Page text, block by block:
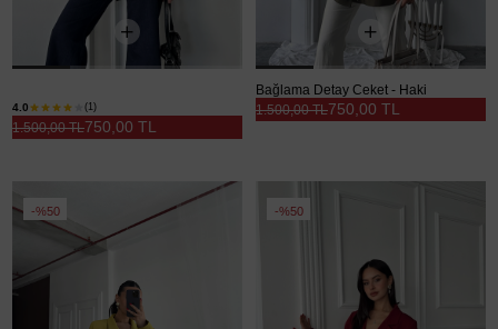
4.0 (1)
750,00 TL
1.500,00 TL
Bağlama Detay Ceket - Haki
750,00 TL
1.500,00 TL
%50 %50